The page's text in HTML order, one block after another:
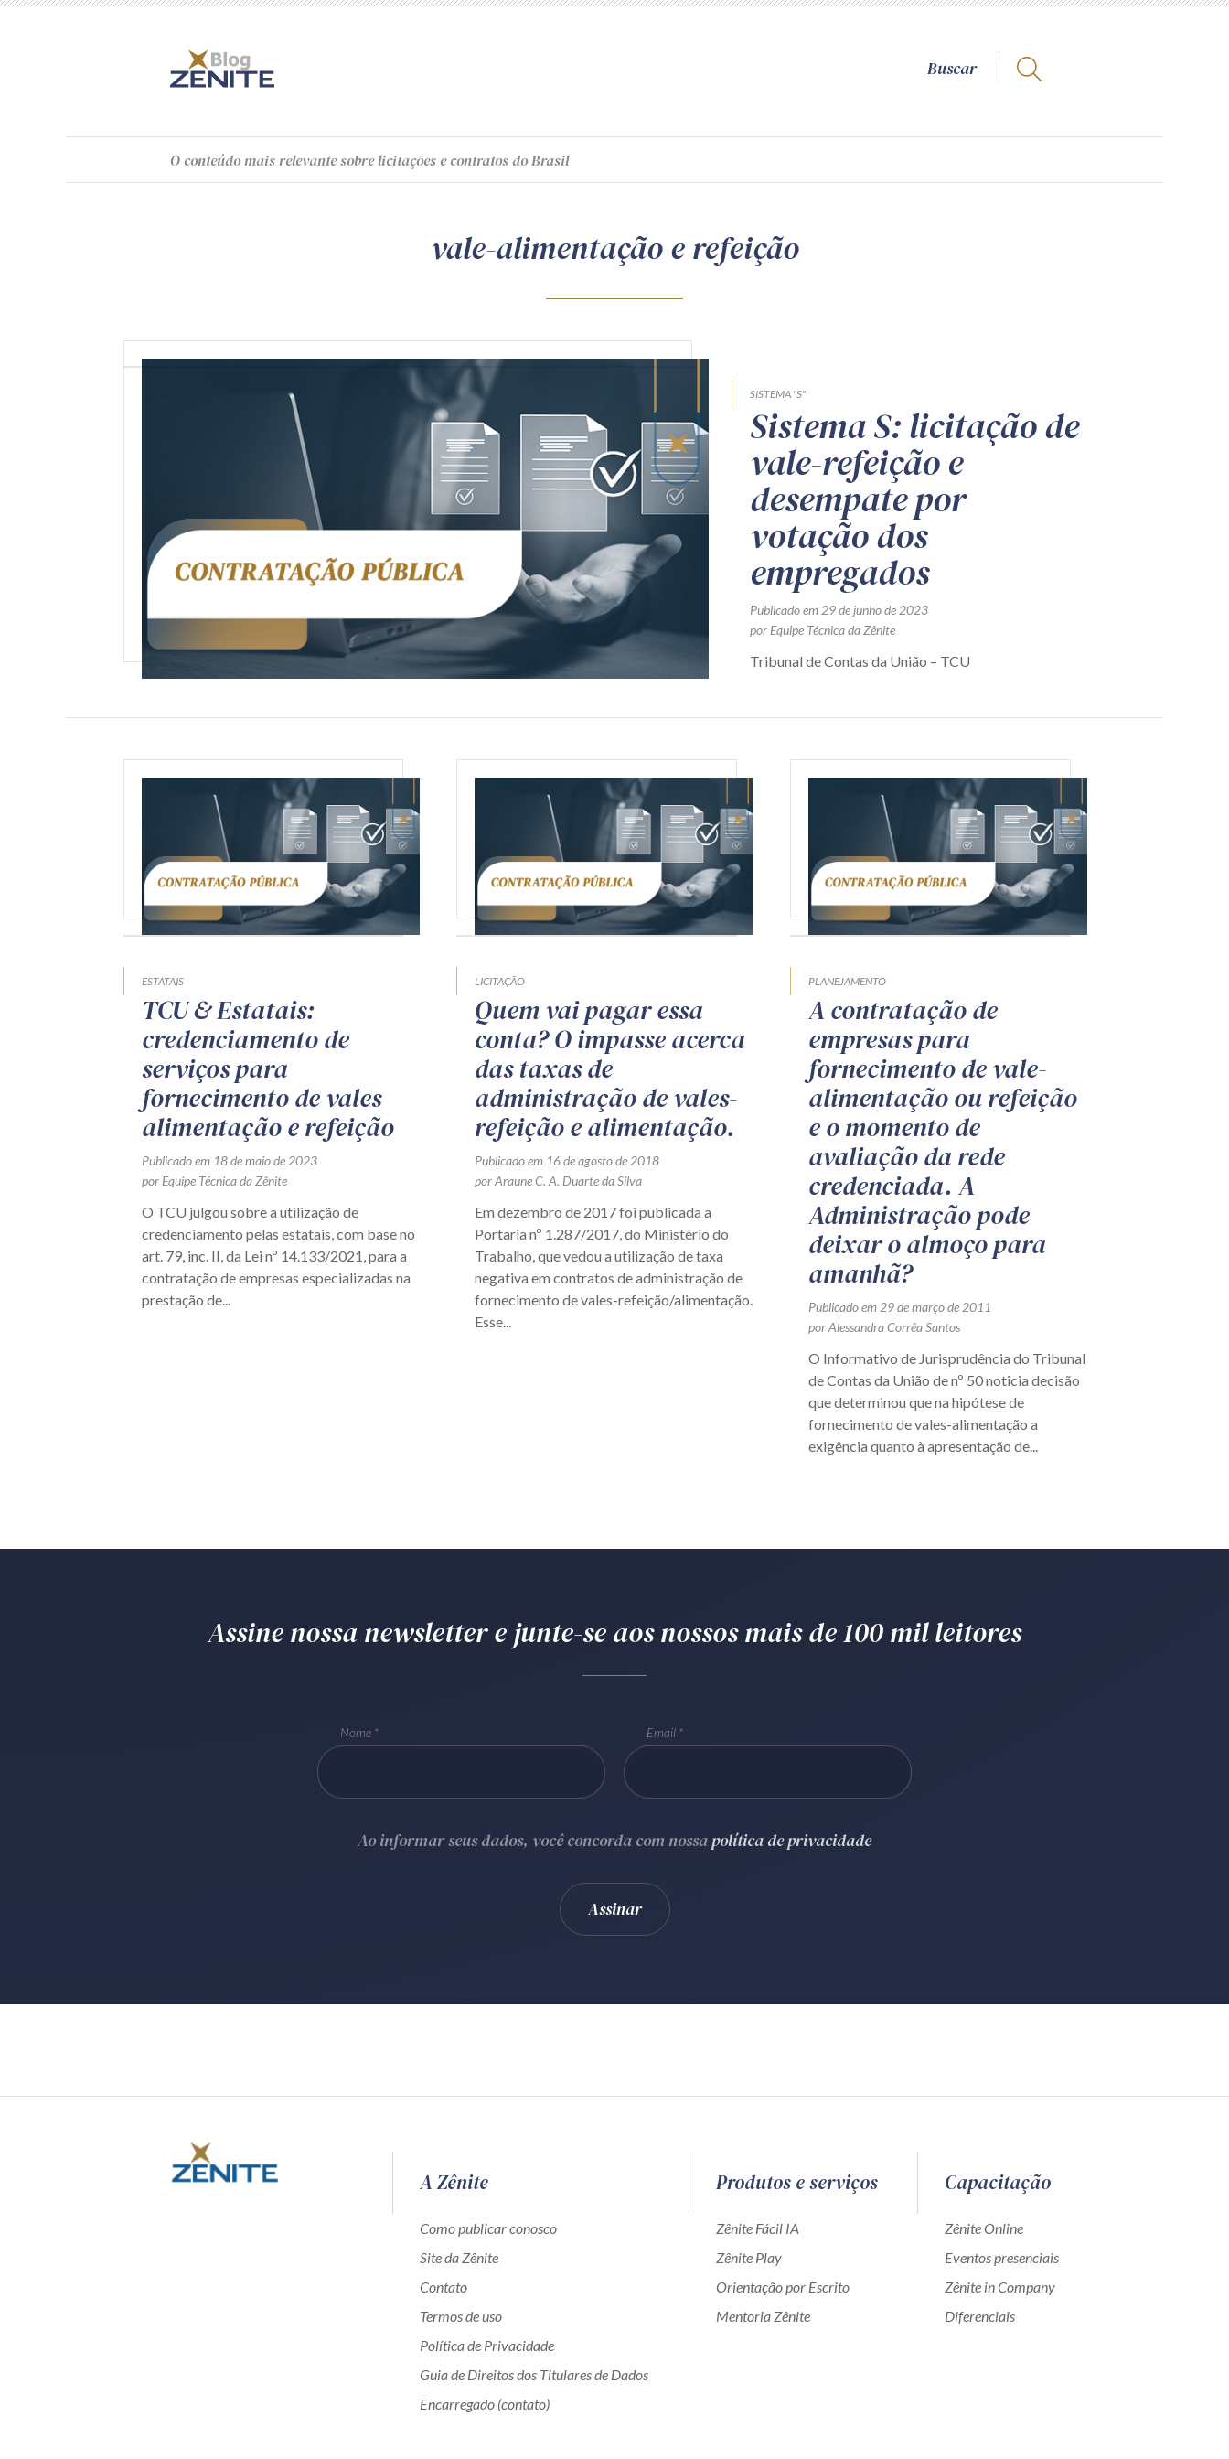
O conteúdomais relevante sobre licitações e contratos do Brasil
vale-alimentação e refeição
SISTEMA "S"
Sistema S: licitação de
vale-refeição e
desempate por
votação dos
empregados
Publicado em 29 de junho de 2023
por Equipe Técnica da Zênite
Tribunal de Contas da União – TCU
ESTATAIS
TCU & Estatais:
credenciamento de
serviços para
fornecimento de vales
alimentação e refeição
Publicado em 18 de maio de 2023
por Equipe Técnica da Zênite
O TCU julgou sobre a utilização de
credenciamento pelas estatais, com base no
art. 79, inc. II, da Lei nº 14.133/2021, para a
contratação de empresas especializadas na
prestação de...
LICITAÇÃO
Quem vai pagar essa
conta? O impasse acerca
das taxas de
administração de vales-
refeição e alimentação.
Publicado em 16 de agosto de 2018
por Araune C. A. Duarte da Silva
Em dezembro de 2017 foi publicada a
Portaria nº 1.287/2017, do Ministério do
Trabalho, que vedou a utilização de taxa
negativa em contratos de administração de
fornecimento de vales-refeição/alimentação.
Esse...
PLANEJAMENTO
A contratação de
empresas para
fornecimento de vale-
alimentação ou refeição
e o momento de
avaliação da rede
credenciada. A
Administração pode
deixar o almoço para
amanhã?
Publicado em 29 de março de 2011
por Alessandra Corrêa Santos
O Informativo de Jurisprudência do Tribunal
de Contas da União de nº 50 noticia decisão
que determinou que na hipótese de
fornecimento de vales-alimentação a
exigência quanto à apresentação de...
Assine nossa newsletter e junte-se aos nossos mais de 100 mil leitores
Nome Email
Ao informar seus dados, você concorda com nossapolítica de privacidade
A Zênite
Como publicar conosco
Site da Zênite
Contato
Termos de uso
Política de Privacidade
Guia de Direitos dos Titulares de Dados
Encarregado (contato)
Produtos e serviços
Zênite Fácil IA
Zênite Play
Orientação por Escrito
Mentoria Zênite
Capacitação
Zênite Online
Eventos presenciais
Zênite in Company
Diferenciais